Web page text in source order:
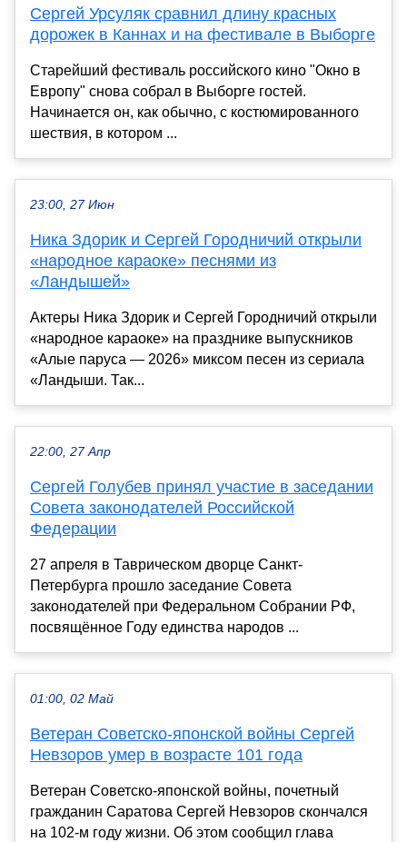
Сергей Урсуляк сравнил длину красных
дорожек в Каннах и на фестивале в Выборге
Старейший фестиваль российского кино "Окно в
Европу" снова собрал в Выборге гостей.
Начинается он, как обычно, с костюмированного
шествия, в котором ...
23:00, 27 Июн
Ника Здорик и Сергей Городничий открыли
«народное караоке» песнями из
«Ландышей»
Актеры Ника Здорик и Сергей Городничий открыли
«народное караоке» на празднике выпускников
«Алые паруса — 2026» миксом песен из сериала
«Ландыши. Так...
22:00, 27 Апр
Сергей Голубев принял участие в заседании
Совета законодателей Российской
Федерации
27 апреля в Таврическом дворце Санкт-
Петербурга прошло заседание Совета
законодателей при Федеральном Собрании РФ,
посвящённое Году единства народов ...
01:00, 02 Май
Ветеран Советско-японской войны Сергей
Невзоров умер в возрасте 101 года
Ветеран Советско-японской войны, почетный
гражданин Саратова Сергей Невзоров скончался
на 102-м году жизни. Об этом сообщил глава